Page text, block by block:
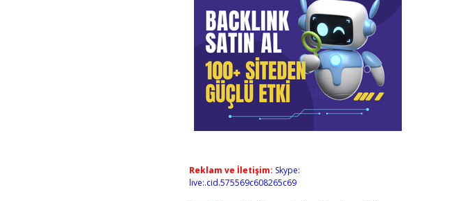
Reklam ve İletişim: Skype:
live:.cid.575569c608265c69